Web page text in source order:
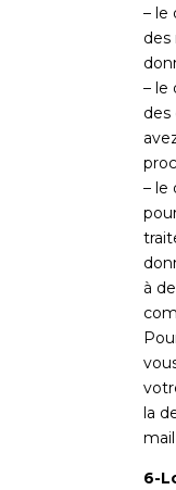
– le
des
– le
des
– le
à
la
6-